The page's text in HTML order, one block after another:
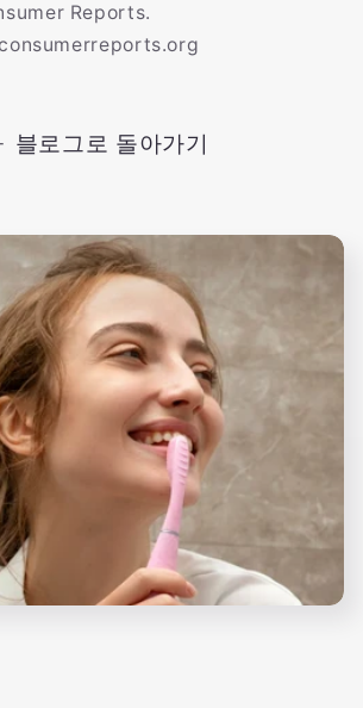
Reports.
블로그로 돌아가기